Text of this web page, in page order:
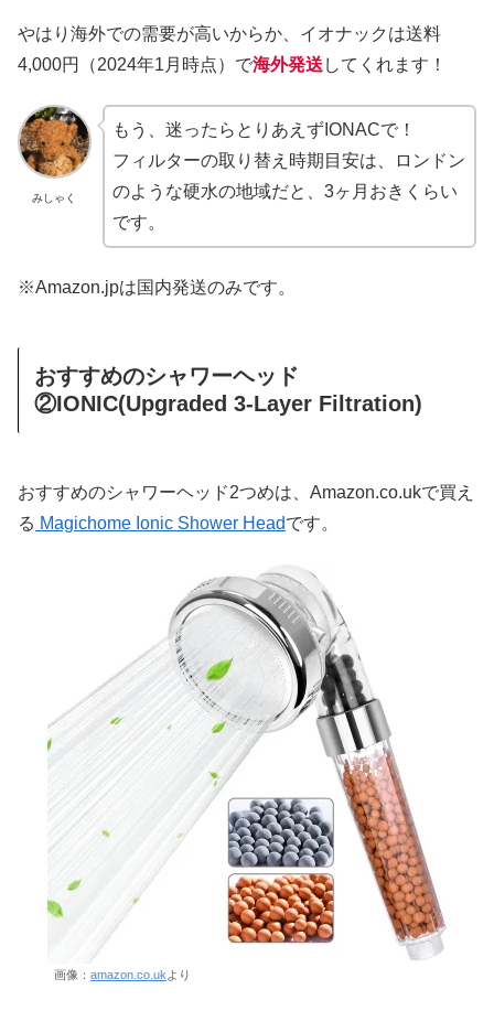
やはり海外での需要が高いからか、イオナックは送料
4,000円（2024年1月時点）で海外発送 してくれます！
みしゃく
もう、迷ったらとりあえずIONACで！
フィルターの取り替え時期目安は、ロンドン
のような硬水の地域だと、3ヶ月おきくらい
です。
※Amazon.jpは国内発送のみです。
おすすめのシャワーヘッド
②IONIC(Upgraded 3-Layer Filtration)
おすすめのシャワーヘッド2つめは、Amazon.co.ukで買え
る Magichome Ionic Shower Headです。
画像： amazon.co.uk より